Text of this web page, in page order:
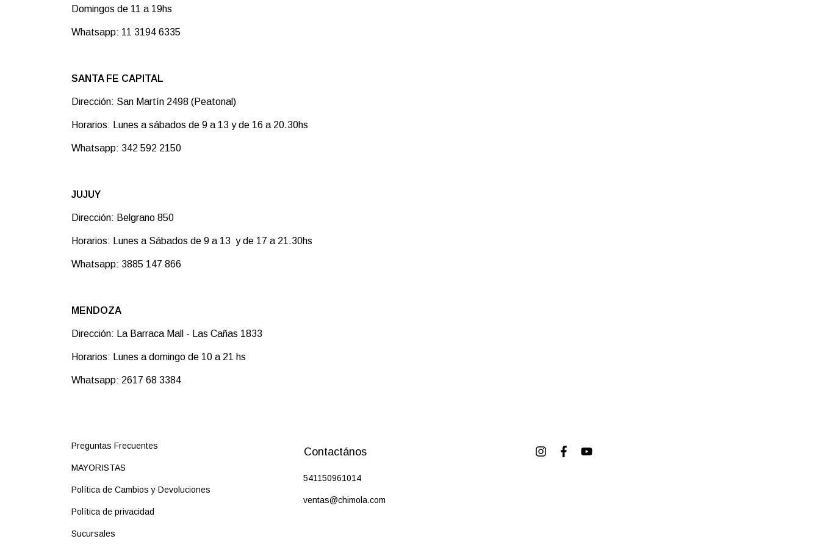
Domingos de 11 a 19hs
Whatsapp: 11 3194 6335
SANTA FE CAPITAL
Dirección: San Martín 2498 (Peatonal)
Horarios: Lunes a sábados de 9 a 13 y de 16 a 20.30hs
Whatsapp: 342 592 2150
JUJUY
Dirección: Belgrano 850
Horarios: Lunes a Sábados de 9 a 13 y de 17 a 21.30hs
Whatsapp: 3885 147 866
MENDOZA
Dirección: La Barraca Mall - Las Cañas 1833
Horarios: Lunes a domingo de 10 a 21 hs
Whatsapp: 2617 68 3384
Preguntas Frecuentes
MAYORISTAS
Política de Cambios y Devoluciones
Política de privacidad
Sucursales
Contactános
541150961014
ventas@chimola.com